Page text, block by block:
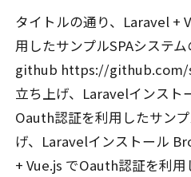
タイトルの通り、Laravel +
用したサンプルSPAシステム
github https://github.com/
立ち上げ、Laravelインスト
Oauth認証を利用したサン
げ、Laravelインストール
+ Vue.js でOauth認証を利